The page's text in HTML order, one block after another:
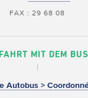
FAX : 29 68 08
MIT DEM BUS
Autobus >